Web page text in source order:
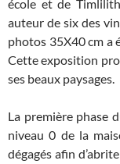
école et de
auteur de six des
photos 35X40 cm a
Cette exposition
ses beaux paysages.
La première phase
niveau 0 de la
dégagés afin